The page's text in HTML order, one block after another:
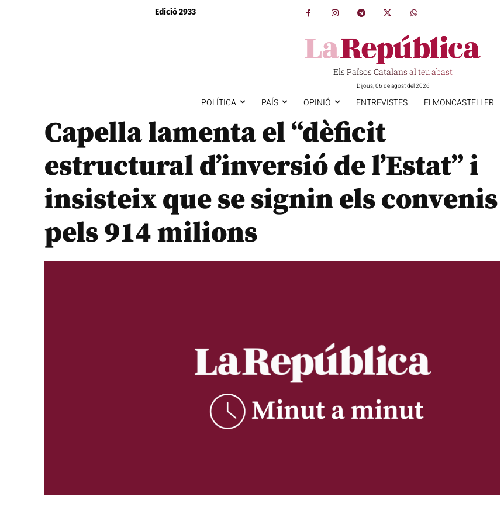
Edició 2933
Els Països Catalans al teu abast
Dijous, 06 de agost del 2026
POLÍTICA PAÍS OPINIÓ ENTREVISTES ELMONCASTELLER
Capella lamenta el “dèficit
estructural d’inversió de l’Estat” i
insisteix que se signin els convenis
pels 914 milions